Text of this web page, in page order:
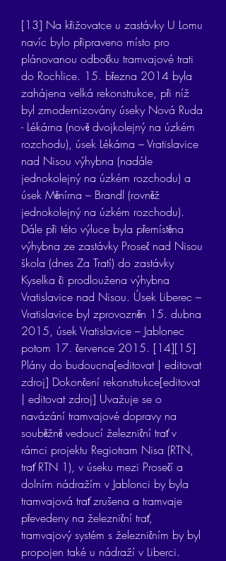
[13] Na křižovatce u zastávky U Lomu
navíc bylo připraveno místo pro
plánovanou odbočku tramvajové trati
do Rochlice. 15. března 2014 byla
zahájena velká rekonstrukce, při níž
byl zmodernizovány úseky Nová Ruda
- Lékárna (nově dvojkolejný na úzkém
rozchodu), úsek Lékárna – Vratislavice
nad Nisou výhybna (nadále
jednokolejný na úzkém rozchodu) a
úsek Měnírna – Brandl (rovněž
jednokolejný na úzkém rozchodu).
Dále při této výluce byla přemístěna
výhybna ze zastávky Proseč nad Nisou
škola (dnes Za Tratí) do zastávky
Kyselka či prodloužena výhybna
Vratislavice nad Nisou. Úsek Liberec –
Vratislavice byl zprovozněn 15. dubna
2015, úsek Vratislavice – Jablonec
potom 17. července 2015. [14][15]
Plány do budoucna[editovat | editovat
zdroj] Dokončení rekonstrukce[editovat
| editovat zdroj] Uvažuje se o
navázání tramvajové dopravy na
souběžně vedoucí železniční trať v
rámci projektu Regiotram Nisa (RTN,
trať RTN 1), v úseku mezi Prosečí a
dolním nádražím v Jablonci by byla
tramvajová trať zrušena a tramvaje
převedeny na železniční trať,
tramvajový systém s železničním by byl
propojen také u nádraží v Liberci.